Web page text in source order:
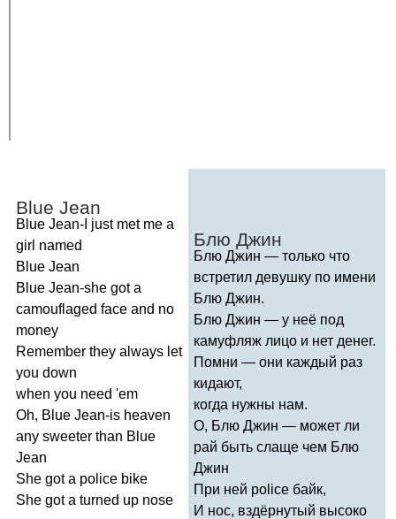
Blue Jean
Blue Jean-I just met me a
girl named
Blue Jean
Blue Jean-she got a
camouflaged face and no
money
Remember they always let
you down
when you need 'em
Oh, Blue Jean-is heaven
any sweeter than Blue
Jean
She got a police bike
She got a turned up nose
Блю Джин
Блю Джин — только что
встретил девушку по имени
Блю Джин.
Блю Джин — у неё под
камуфляж лицо и нет денег.
Помни — они каждый раз
кидают,
когда нужны нам.
О, Блю Джин — может ли
рай быть слаще чем Блю
Джин
При ней police байк,
И нос, вздёрнутый высоко